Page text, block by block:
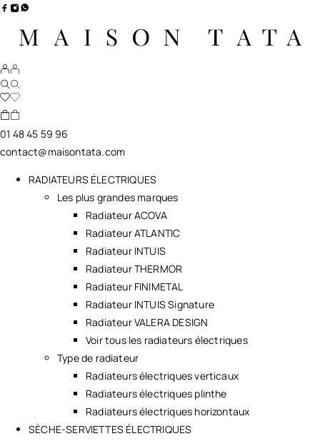
01 48 45 59 96
contact@maisontata.com
RADIATEURS ÉLECTRIQUES
Les plus grandes marques
Radiateur ACOVA
Radiateur ATLANTIC
Radiateur INTUIS
Radiateur THERMOR
Radiateur FINIMETAL
Radiateur INTUIS Signature
Radiateur VALERA DESIGN
Voir tous les radiateurs électriques
Type de radiateur
Radiateurs électriques verticaux
Radiateurs électriques plinthe
Radiateurs électriques horizontaux
SÈCHE-SERVIETTES ÉLECTRIQUES